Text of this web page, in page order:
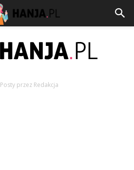
Posty przez Redakcja